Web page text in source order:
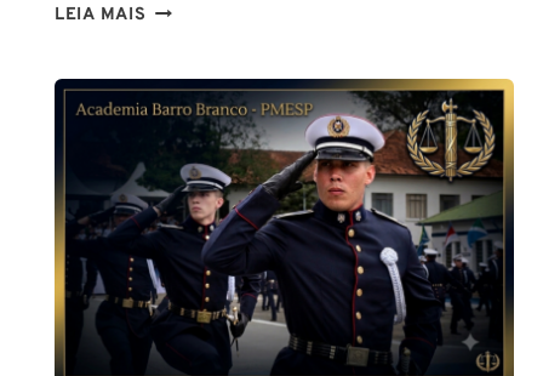
LEIA MAIS TENHO
SER
POLICIAL?
DESCUBRA
AS
NOVAS
REGRAS!
ALTURA
MÍNIMA
PARA
CONCURSO